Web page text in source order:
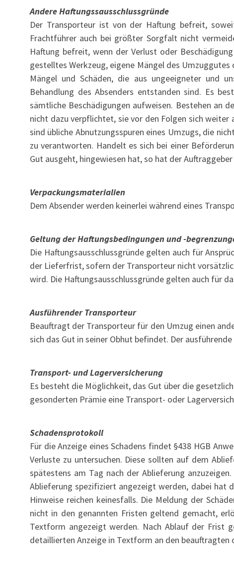
Andere Haftungssausschlussgründe
Der Transporteur ist von der Haftung befreit,
Frachtführer auch bei größter Sorgfalt nicht
Haftung befreit, wenn der Verlust oder
gestelltes Werkzeug, eigene Mängel des
Mängel und Schäden, die aus ungeeigneter und
Behandlung des Absenders entstanden sind. Es
sämtliche Beschädigungen aufweisen. Bestehen an
nicht dazu verpflichtet, sie vor den Folgen sich weiter
sind übliche Abnutzungsspuren eines Umzugs, die
zu verantworten. Handelt es sich bei einer
Gut ausgeht, hingewiesen hat, so hat der
Verpackungsmaterialien
Dem Absender werden keinerlei während eines
Geltung der Haftungsbedingungen und -
Die Haftungsausschlussgründe gelten auch für
der Lieferfrist, sofern der Transporteur nicht
wird. Die Haftungsausschlussgründe gelten auch für
Ausführender Transporteur
Beauftragt der Transporteur für den Umzug einen
sich das Gut in seiner Obhut befindet. Der
Transport- und Lagerversicherung
Es besteht die Möglichkeit, das Gut über die
gesonderten Prämie eine Transport- oder
Schadensprotokoll
Für die Anzeige eines Schadens findet §438 HGB
Verluste zu untersuchen. Diese sollten auf dem
spätestens am Tag nach der Ablieferung
Ablieferung spezifiziert angezeigt werden, dabei hat
Hinweise reichen keinesfalls. Die Meldung der
nicht in den genannten Fristen geltend gemacht,
Textform angezeigt werden. Nach Ablauf der Frist
detaillierten Anzeige in Textform an den beauftragten